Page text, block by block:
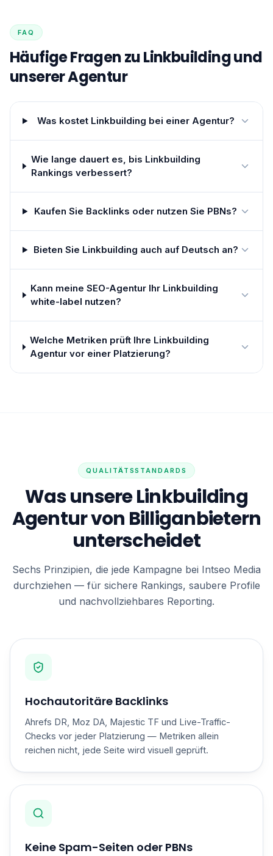
FAQ
Häufige Fragen zu Linkbuilding und
unserer Agentur
Was kostet Linkbuilding bei einer Agentur?
Wie lange dauert es, bis Linkbuilding
Rankings verbessert?
Kaufen Sie Backlinks oder nutzen Sie PBNs?
Bieten Sie Linkbuilding auch auf Deutsch an?
Kann meine SEO-Agentur Ihr Linkbuilding
white-label nutzen?
Welche Metriken prüft Ihre Linkbuilding
Agentur vor einer Platzierung?
QUALITÄTSSTANDARDS
Was unsere Linkbuilding
Agentur von Billiganbietern
unterscheidet
Sechs Prinzipien, die jede Kampagne bei Intseo Media
durchziehen — für sichere Rankings, saubere Profile
und nachvollziehbares Reporting.
Hochautoritäre Backlinks
Ahrefs DR, Moz DA, Majestic TF und Live-Traffic-
Checks vor jeder Platzierung — Metriken allein
reichen nicht, jede Seite wird visuell geprüft.
Keine Spam-Seiten oder PBNs